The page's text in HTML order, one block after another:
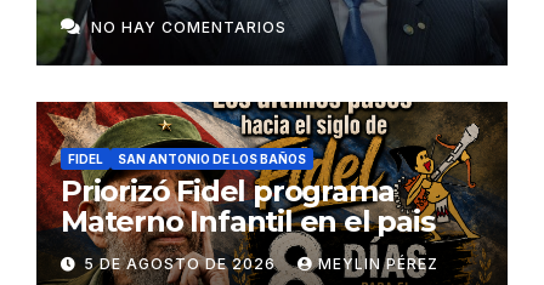
NO HAY COMENTARIOS
FIDEL SAN ANTONIO DE LOS BAÑOS
Priorizó Fidel programa
Materno Infantil en el pais
5 DE AGOSTO DE 2026 MEYLIN PÉREZ